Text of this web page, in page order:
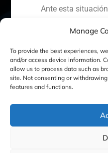
Manage
To provide the best experiences,
and/or access device information.
allow us to process data such as
site. Not consenting or
features and functions.
Política de Cookies
GBS
Ante esta
Denunciar
de Valores
autoridades
Activar
internos de
organismos
Recomendamos a